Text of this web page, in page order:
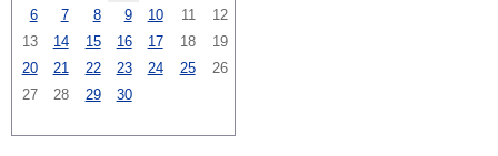
6
7 8 9 10 11
12
13
14 15 16 17 18
19
20
21 22 23 24 25
26
27
28 29 30